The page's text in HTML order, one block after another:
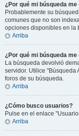
¿Por qué mi búsqueda
Probablemente su
comunes que no son
opciones disponibles en la
Arriba
¿Por qué mi búsqueda
La búsqueda devolvió
servidor. Utilice "Búsqueda
foros de su búsqueda.
Arriba
¿Cómo busco usuarios?
Pulse en el enlace
Arriba